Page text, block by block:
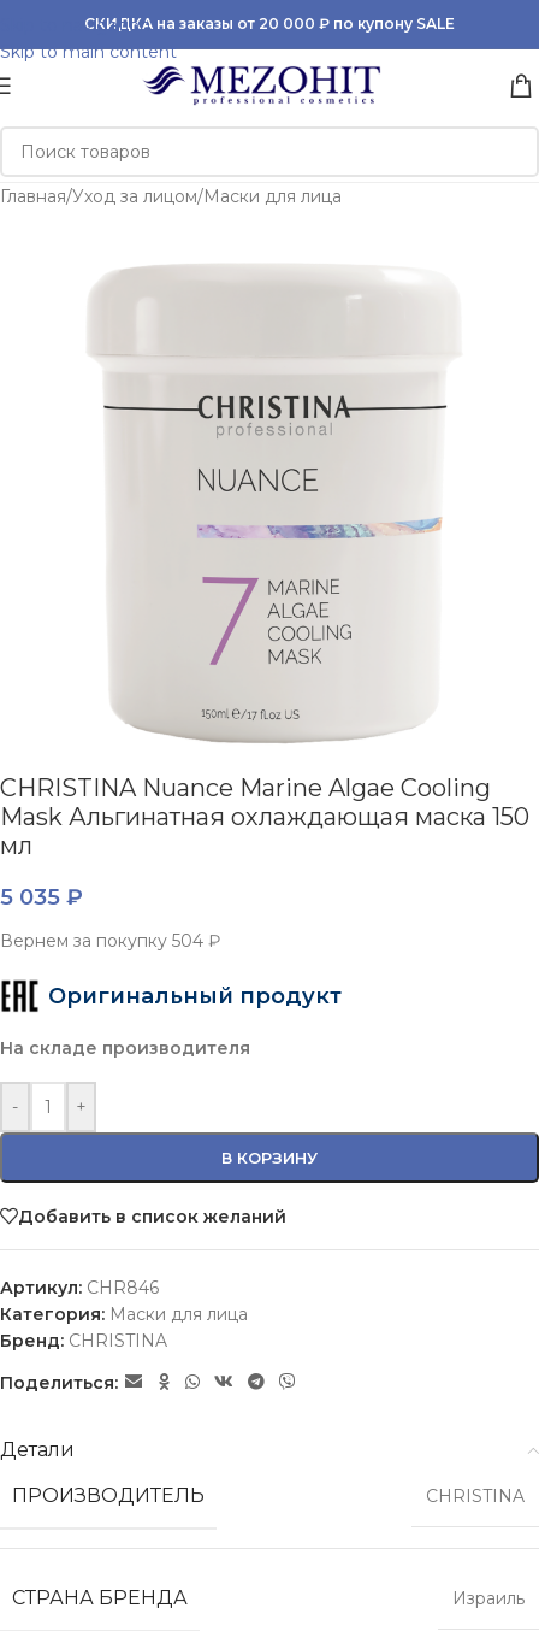
Skip to navigation
Skip to main content
СКИДКА на заказы от 20 000 ₽ по купону SALE
Главная/Уход за лицом/Маски для лица
CHRISTINA Nuance Marine Algae Cooling
Mask Альгинатная охлаждающая маска 150
мл
5 035 ₽
Вернем за покупку 504 ₽
Оригинальный продукт
На складе производителя
- +
В КОРЗИНУ
Добавить в список желаний
Артикул: CHR846
Категория: Маски для лица
Бренд: CHRISTINA
Поделиться:
Детали
ПРОИЗВОДИТЕЛЬ
CHRISTINA
СТРАНА БРЕНДА Израиль